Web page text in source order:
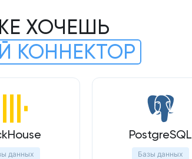
ХОЧЕШЬ
КОННЕКТОР
данных
PostgreSQL
Базы данных